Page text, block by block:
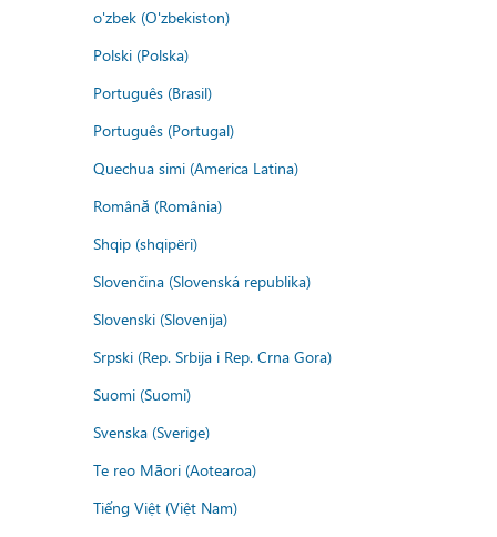
o'zbek (O'zbekiston)
Polski (Polska)
Português (Brasil)
Português (Portugal)
Quechua simi (America Latina)
Română (România)
Shqip (shqipëri)
Slovenčina (Slovenská republika)
Slovenski (Slovenija)
Srpski (Rep. Srbija i Rep. Crna Gora)
Suomi (Suomi)
Svenska (Sverige)
Te reo Māori (Aotearoa)
Tiếng Việt (Việt Nam)